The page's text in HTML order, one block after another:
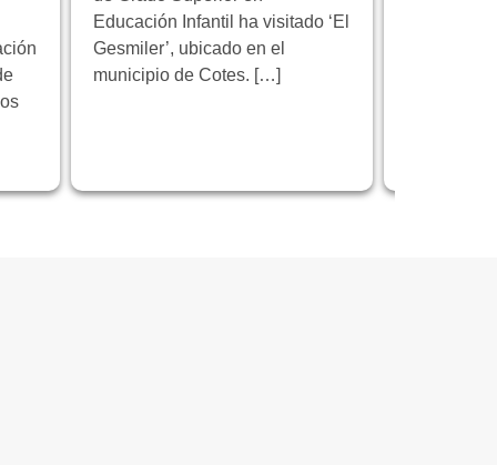
Educación Infantil ha visitado ‘El
Gesmiler’, ubicado en el
municipio de Cotes. […]